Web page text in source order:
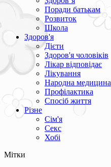
Поради батькам
Розвиток
Школа
Здоров'я
Дієти
Здоров'я чоловіків
Лікар відповідає
Лікування
Народна медицина
Профілактика
Спосіб життя
Різне
Сім'я
Секс
Хобі
Мітки